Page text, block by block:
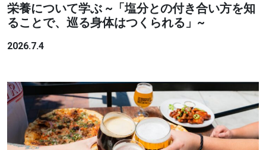
栄養について学ぶ ~「塩分との付き合い方を知
ることで、巡る身体はつくられる」~
2026.7.4